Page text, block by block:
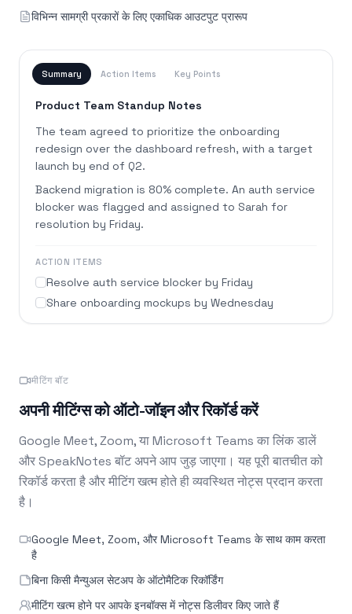
विभिन्न सामग्री प्रकारों के लिए एकाधिक आउटपुट प्रारूप
Summary Action Items Key Points
Product Team Standup Notes
The team agreed to prioritize the onboarding
redesign over the dashboard refresh, with a target
launch by end of Q2.
Backend migration is 80% complete. An auth service
blocker was flagged and assigned to Sarah for
resolution by Friday.
ACTION ITEMS
Resolve auth service blocker by Friday
Share onboarding mockups by Wednesday
मीटिंग बॉट
अपनी मीटिंग्स को ऑटो-जॉइन और रिकॉर्ड करें
Google Meet, Zoom, या Microsoft Teams का लिंक डालें
और SpeakNotes बॉट अपने आप जुड़ जाएगा। यह पूरी बातचीत को
रिकॉर्ड करता है और मीटिंग खत्म होते ही व्यवस्थित नोट्स प्रदान करता
है।
Google Meet, Zoom, और Microsoft Teams के साथ काम करता
है
बिना किसी मैन्युअल सेटअप के ऑटोमैटिक रिकॉर्डिंग
मीटिंग खत्म होने पर आपके इनबॉक्स में नोट्स डिलीवर किए जाते हैं